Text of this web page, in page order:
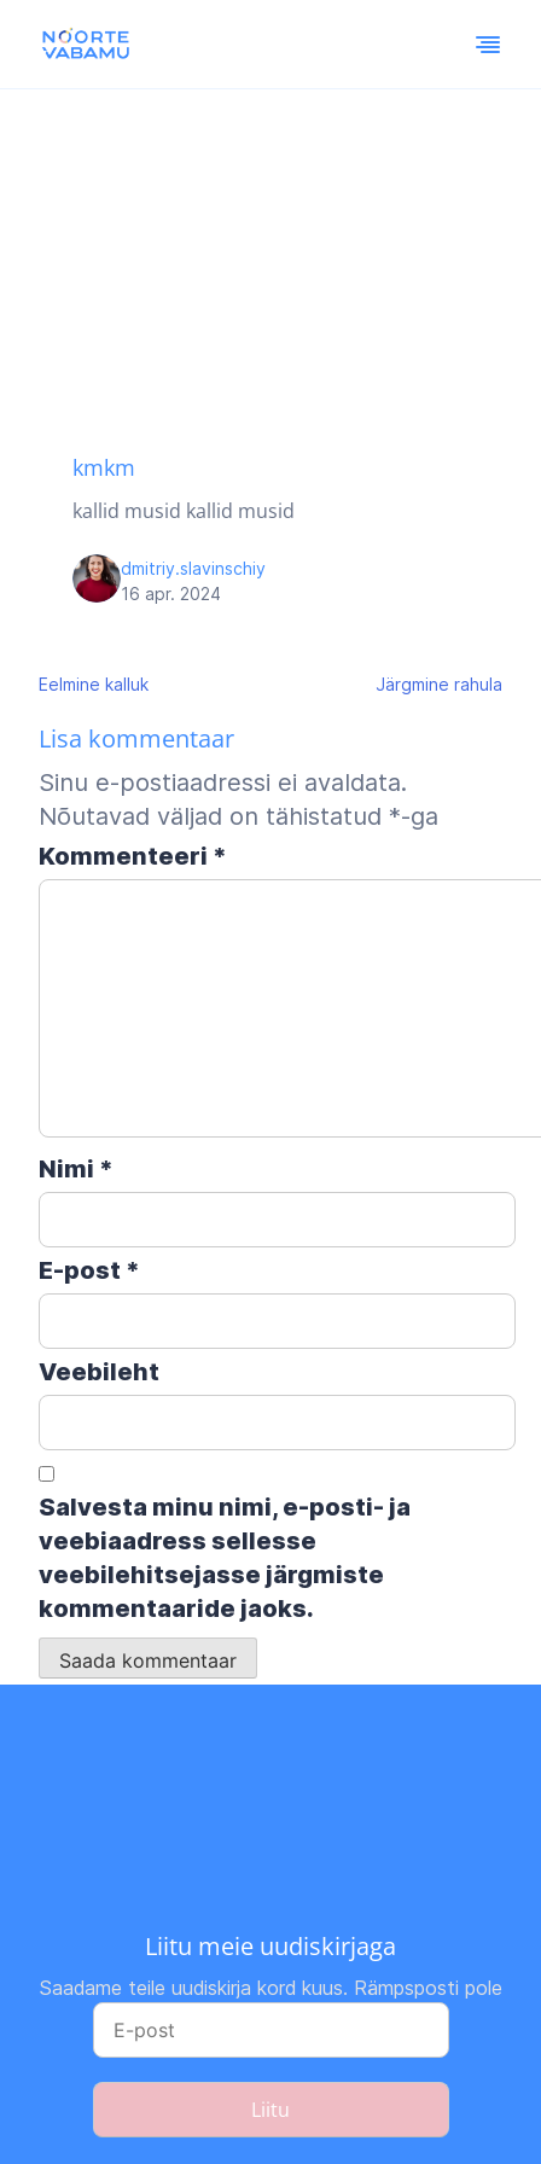
kmkm
kallid musid kallid musid
dmitriy.slavinschiy
16 apr. 2024
Navigeerimine
Eelmine kalluk Järgmine rahula
Lisa kommentaar
Sinu e-postiaadressi ei avaldata.
Nõutavad väljad on tähistatud *-ga
Kommenteeri *
Nimi *
E-post *
Veebileht
Salvesta minu nimi, e-posti- ja
veebiaadress sellesse
veebilehitsejasse järgmiste
kommentaaride jaoks.
Liitu meie uudiskirjaga
Saadame teile uudiskirja kord kuus. Rämpsposti pole
Liitu